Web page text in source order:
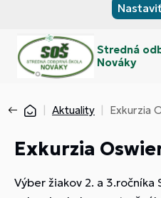
Stredná
Nováky
Aktuality Exkurzia
Exkurzia
Výber žiakov 2. a 3.ročníka